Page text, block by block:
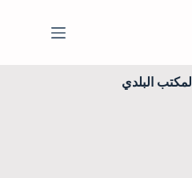
المكتب البلدي